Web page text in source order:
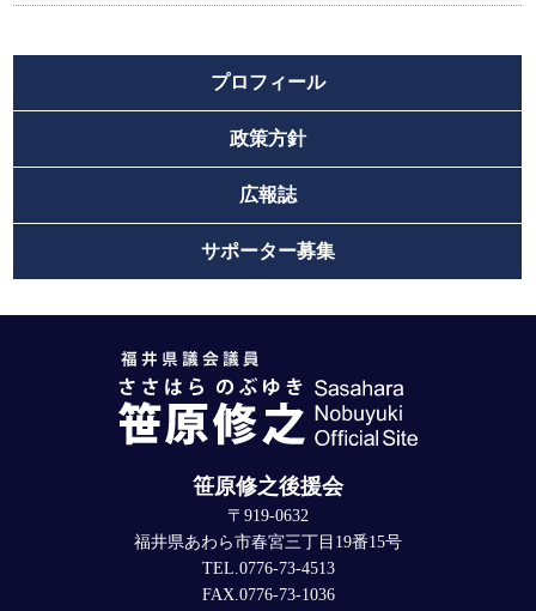
プロフィール
政策方針
広報誌
サポーター募集
笹原修之後援会
〒919-0632
福井県あわら市春宮三丁目19番15号
TEL.0776-73-4513
FAX.0776-73-1036